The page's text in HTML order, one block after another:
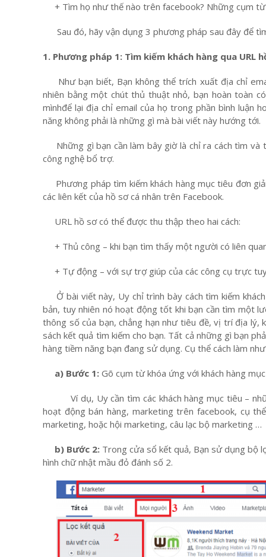
+ Tìm họ như thế nào trên facebook? Những cụm
Sau đó, hãy vận dụng 3 phương pháp sau đây để
1. Phương pháp 1: Tìm kiếm khách hàng qua URL
Như bạn biết, Bạn không thể trích xuất địa chỉ
nhiên bằng một chút thủ thuật nhỏ, bạn hoàn toàn
mìnhđể lại địa chỉ email của họ trong phần bình luận
năng không phải là những gì mà bài viết này hướng tới.
Những gì bạn cần làm bây giờ là chỉ ra cách tìm và
công nghệ bổ trợ.
Phương pháp tìm kiếm khách hàng mục tiêu đơn
các liên kết của hồ sơ cá nhân trên Facebook.
URL hồ sơ có thể được thu thập theo hai cách:
+ Thủ công – khi bạn tìm thấy một người có liên
+ Tự động – với sự trợ giúp của các công cụ trực
Ở bài viết này, Uy chỉ trình bày cách tìm kiếm
bản, tuy nhiên nó hoạt động tốt khi bạn cần tìm một
thông số của bạn, chẳng hạn như tiêu đề, vị trí địa lý,
sách kết quả tìm kiếm cho bạn. Tất cả những gì bạn
hàng tiềm năng bạn đang sử dụng. Cụ thể cách làm
a) Bước 1: Gõ cụm từ khóa ứng với khách hàng
Ví dụ, Uy cần tìm các khách hàng mục tiêu –
hoạt động bán hàng, marketing trên facebook, cụ
marketing, hoặc hội marketing, câu lạc bộ marketing …
b) Bước 2: Trong cửa sổ kết quả, Bạn sử dụng bộ
hình chữ nhật mầu đỏ đánh số 2.